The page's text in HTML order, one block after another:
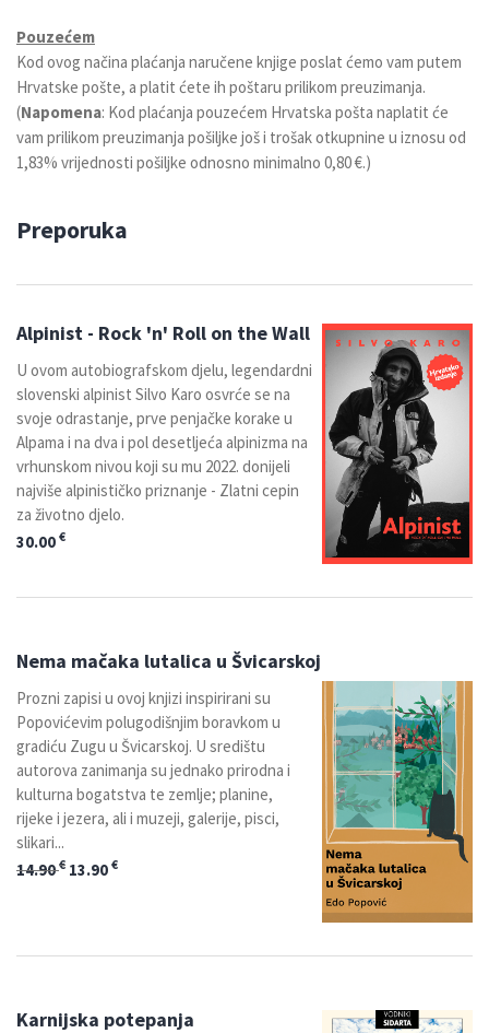
Pouzećem
Kod ovog načina plaćanja naručene knjige poslat ćemo vam putem
Hrvatske pošte, a platit ćete ih poštaru prilikom preuzimanja.
(Napomena: Kod plaćanja pouzećem Hrvatska pošta naplatit će
vam prilikom preuzimanja pošiljke još i trošak otkupnine u iznosu od
1,83% vrijednosti pošiljke odnosno minimalno 0,80 €.)
Preporuka
Alpinist - Rock 'n' Roll on the Wall
U ovom autobiografskom djelu, legendardni
slovenski alpinist Silvo Karo osvrće se na
svoje odrastanje, prve penjačke korake u
Alpama i na dva i pol desetljeća alpinizma na
vrhunskom nivou koji su mu 2022. donijeli
najviše alpinističko priznanje - Zlatni cepin
za životno djelo.
30.00 €
Nema mačaka lutalica u Švicarskoj
Prozni zapisi u ovoj knjizi inspirirani su
Popovićevim polugodišnjim boravkom u
gradiću Zugu u Švicarskoj. U središtu
autorova zanimanja su jednako prirodna i
kulturna bogatstva te zemlje; planine,
rijeke i jezera, ali i muzeji, galerije, pisci,
slikari...
14.90€ 13.90 €
Karnijska potepanja